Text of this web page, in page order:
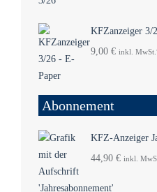
KFZanzeiger 3/
9,00 € inkl.
Abonnement
KFZ-Anzeiger
44,90 € inkl.